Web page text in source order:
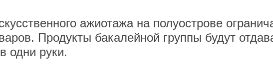
ажиотажа на полуострове
Продукты бакалейной группы будут
одни руки.